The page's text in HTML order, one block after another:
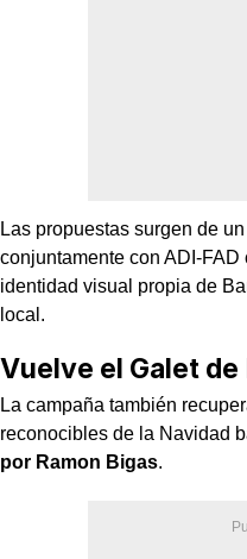
Las propuestas surgen de
conjuntamente con ADI-
identidad visual propia de
local.
Vuelve el Galet de
La campaña también
reconocibles de la Navidad
por Ramon Bigas.